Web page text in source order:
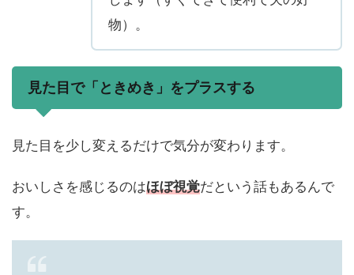
物）。
見た目で「ときめき」をプラスする
見た目を少し変えるだけで気分が変わります。
おいしさを感じるのはほぼ視覚だという話もあるんで
す。